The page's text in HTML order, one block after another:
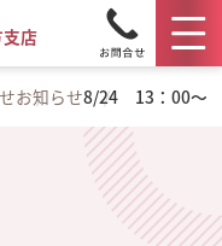
店
お知らせ8/24 13：00～